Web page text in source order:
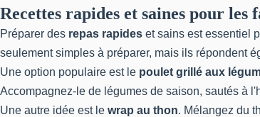
Recettes rapides et saines pour les
Préparer des repas rapides et sains est essentiel
seulement simples à préparer, mais ils répondent
Une option populaire est le poulet grillé aux
Accompagnez-le de légumes de saison, sautés à
Une autre idée est le wrap au thon. Mélangez du